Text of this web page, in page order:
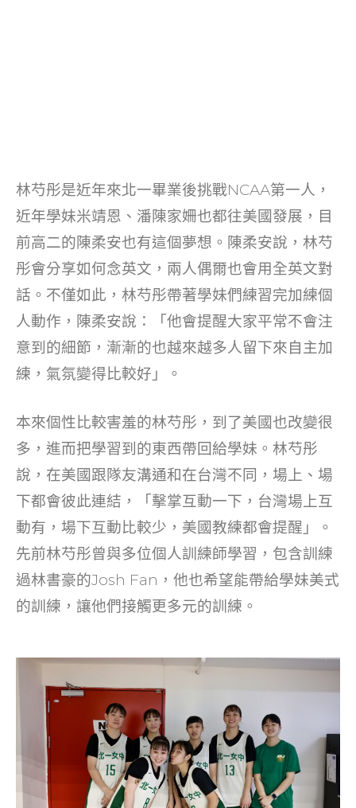
林芍彤是近年來北一畢業後挑戰NCAA第一人，
近年學妹米靖恩、潘陳家姍也都往美國發展，目
前高二的陳柔安也有這個夢想。陳柔安說，林芍
彤會分享如何念英文，兩人偶爾也會用全英文對
話。不僅如此，林芍彤帶著學妹們練習完加練個
人動作，陳柔安說：「他會提醒大家平常不會注
意到的細節，漸漸的也越來越多人留下來自主加
練，氣氛變得比較好」。
本來個性比較害羞的林芍彤，到了美國也改變很
多，進而把學習到的東西帶回給學妹。林芍彤
說，在美國跟隊友溝通和在台灣不同，場上、場
下都會彼此連結，「擊掌互動一下，台灣場上互
動有，場下互動比較少，美國教練都會提醒」。
先前林芍彤曾與多位個人訓練師學習，包含訓練
過林書豪的Josh Fan，他也希望能帶給學妹美式
的訓練，讓他們接觸更多元的訓練。